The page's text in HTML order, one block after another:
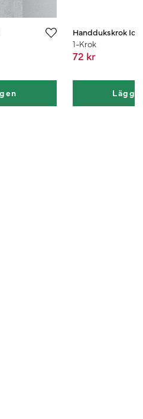
Handdukskrok
1-Krok
72 kr
Lägg